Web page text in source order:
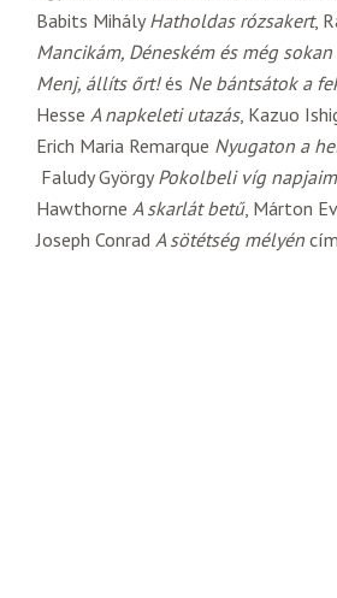
Babits MihályHatholdas rózsakert,
Mancikám, Déneském és még
Menj, állíts őrt!és Ne bántsátok a
Hesse A napkeleti utazás, Kazuo
Erich Maria Remarque Nyugaton a
Faludy GyörgyPokolbeli víg napjaim
Hawthorne A skarlát betű, Márton
Joseph Conrad A sötétség mélyén